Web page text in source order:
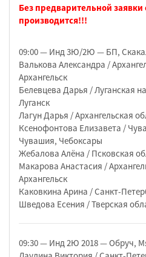
Без предварительной заявки
производится!!!
09:00 — Инд 3Ю/2Ю — БП,
Валькова Александра /
Архангельск
Белевцева Дарья / Луганская
Луганск
Лагун Дарья / Архангельская
Ксенофонтова Елизавета /
Чувашия, Чебоксары
Жебалова Алёна / Псковская
Макарова Анастасия /
Архангельск
Каковкина Арина / Санкт-
Шведова Есения / Тверская
09:30 — Инд 2Ю 2018 — Обруч,